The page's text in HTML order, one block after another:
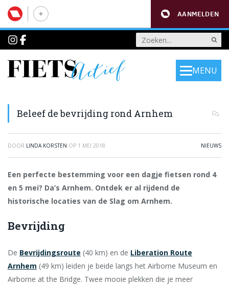
AANMELDEN
MENU
Beleef de bevrijding rond Arnhem
DOOR LINDA KORSTEN OP 1 MEI 2018 NIEUWS
Een perfecte bestemming voor een dagje fietsen rond 4
en 5 mei? Da’s Arnhem. Ontdek er al rijdend de
historische locaties van de Slag om Arnhem.
Bevrijding
De Bevrijdingsroute (40 km) en de Liberation Route
Arnhem (49 km) leiden je beide langs het Airborne Museum en
Airborne at the Bridge. Twee mooie plekken die je meer